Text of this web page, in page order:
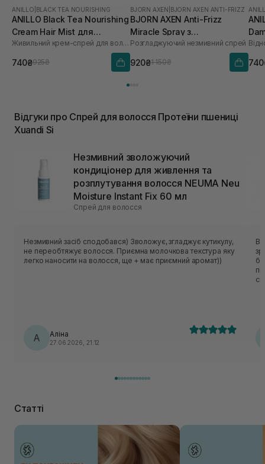
ANILLO BLACK TEA NOURISHING
ANILLO Black Tea Nourishing
Cream Hair Mist для
зволоження та
розгладження волосся 70
мл
Живильний крем-спрей для волосся
740₴925₴
BJORN AXEN BJORN AXEN ANTI-FRIZZ
BJORN AXEN Anti-Frizz
Miracle Spray з
термозахистом до 220°C
для всіх типів волосся 150
мл
Розгладжуючий незмивний спрей
920₴1 150₴
Відгуки про Спрей для волосся Протеїни пшениці
Xuandi Si
Незмивний зволожуючий
кондиціонер для живлення та
розплутування волосся NEUMA Neu
Moisture Instant Fix 60 мл
Спрей для волосся
Незмивний засіб сподобався) Зволожує, згладжує кутикулу,
не переобтяжує волосся. Приємна молочкова текстура яку
легко наносити на волосся, ще + має приємний аромат))
А Аліна
27.06.2026, 21:12
Статті